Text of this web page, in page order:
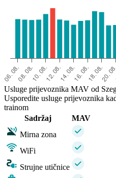
Usluge prijevoznika MAV od
Usporedite usluge prijevoznika
trainom
Sadržaj
MAV
Mirna zona
WiFi
Strujne utičnice